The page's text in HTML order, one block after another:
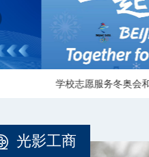
学校志愿服务冬奥会和冬残奥会专题
光影工商